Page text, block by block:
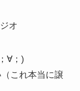
オ
∀；)
（これ本当に譲